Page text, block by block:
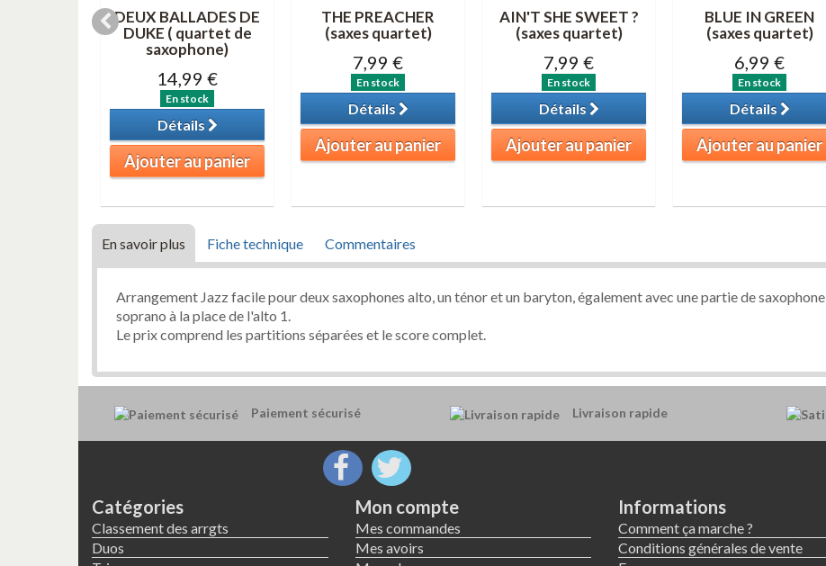
DEUX BALLADES DE
DUKE ( quartet de
saxophone)
14,99 €
En stock
Détails
Ajouter au panier
THE PREACHER
(saxes quartet)
7,99 €
En stock
Détails
Ajouter au panier
AIN'T SHE SWEET ?
(saxes quartet)
7,99 €
En stock
Détails
Ajouter au panier
BLUE IN GREEN
(saxes quartet)
6,99 €
En stock
Détails
Ajouter au panier
En savoir plus Fiche technique Commentaires
Arrangement Jazz facile pour deux saxophones alto, un ténor et un baryton, également avec une partie de saxophone
soprano à la place de l'alto 1.
Le prix comprend les partitions séparées et le score complet.
Paiement sécurisé Livraison rapide
Catégories
Classement des arrgts
Duos
Mon compte
Mes commandes
Mes avoirs
Informations
Comment ça marche ?
Conditions générales de vente